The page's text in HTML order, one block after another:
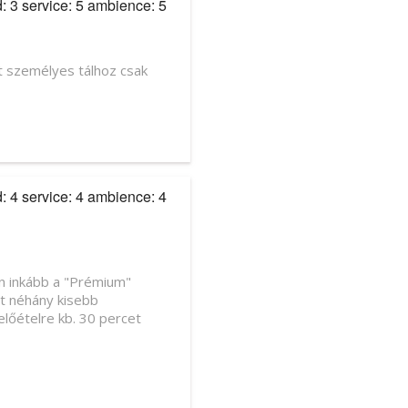
3 service: 5 ambience: 5
személyes tálhoz csak
4 service: 4 ambience: 4
inkább a "Prémium"
néhány kisebb
kb. 30 percet